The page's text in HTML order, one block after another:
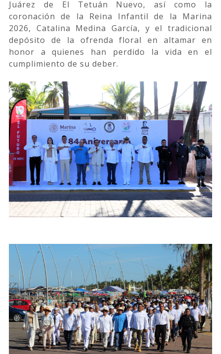
Juárez de El Tetuán Nuevo, así como la
coronación de la Reina Infantil de la Marina
2026, Catalina Medina García, y el tradicional
depósito de la ofrenda floral en altamar en
honor a quienes han perdido la vida en el
cumplimiento de su deber.